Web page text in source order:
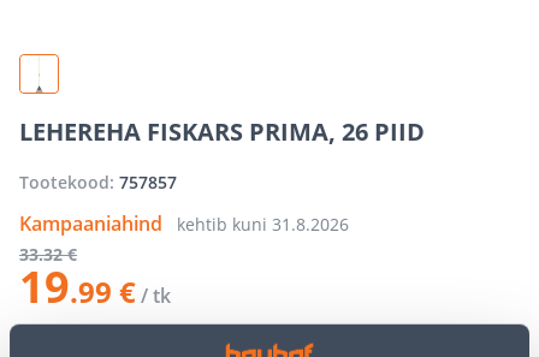
LEHEREHA FISKARS PRIMA, 26 PIID
Tootekood: 757857
Kampaaniahind kehtib kuni 31.8.2026
33.32 €
19.99 €/ tk